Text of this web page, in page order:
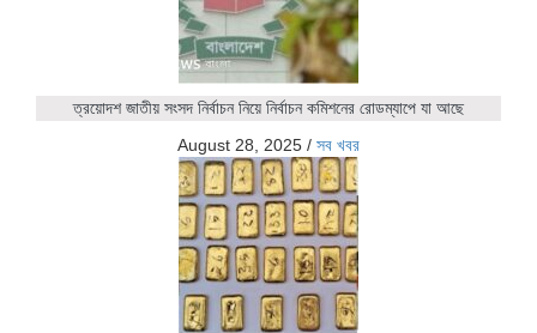
ত্রয়োদশ জাতীয় সংসদ নির্বাচন নিয়ে নির্বাচন কমিশনের রোডম্যাপে যা আছে
August 28, 2025 / সব খবর